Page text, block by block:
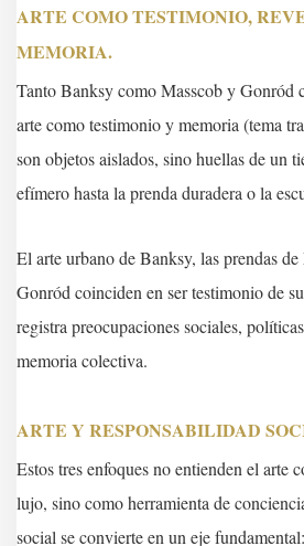
ARTE COMO TESTIMONIO,
MEMORIA.
Tanto Banksy como Masscob y Gonród
arte como testimonio y memoria (tema
son objetos aislados, sino huellas de un
efímero hasta la prenda duradera o la
El arte urbano de Banksy, las prendas
Gonród coinciden en ser testimonio de
registra preocupaciones sociales,
memoria colectiva.
ARTE Y RESPONSABILIDAD
Estos tres enfoques no entienden el arte
lujo, sino como herramienta de
social se convierte en un eje